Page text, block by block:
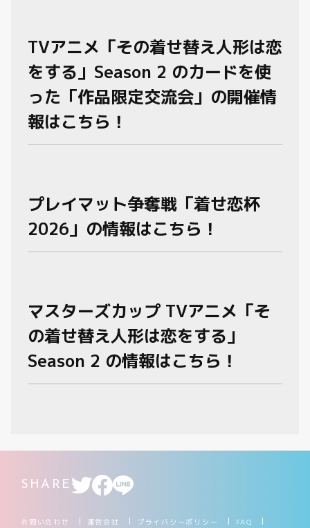
TVアニメ「その着せ替え人形は恋
をする」Season 2 のカードを使
った「作品限定交流会」の開催情
報はこちら！
プレイマット争奪戦「着せ恋杯
2026」の情報はこちら！
マスターズカップ TVアニメ「そ
の着せ替え人形は恋をする」
Season 2 の情報はこちら！
SHARE
お問い合わせ 運営会社 プライバシーポリシー FAQ